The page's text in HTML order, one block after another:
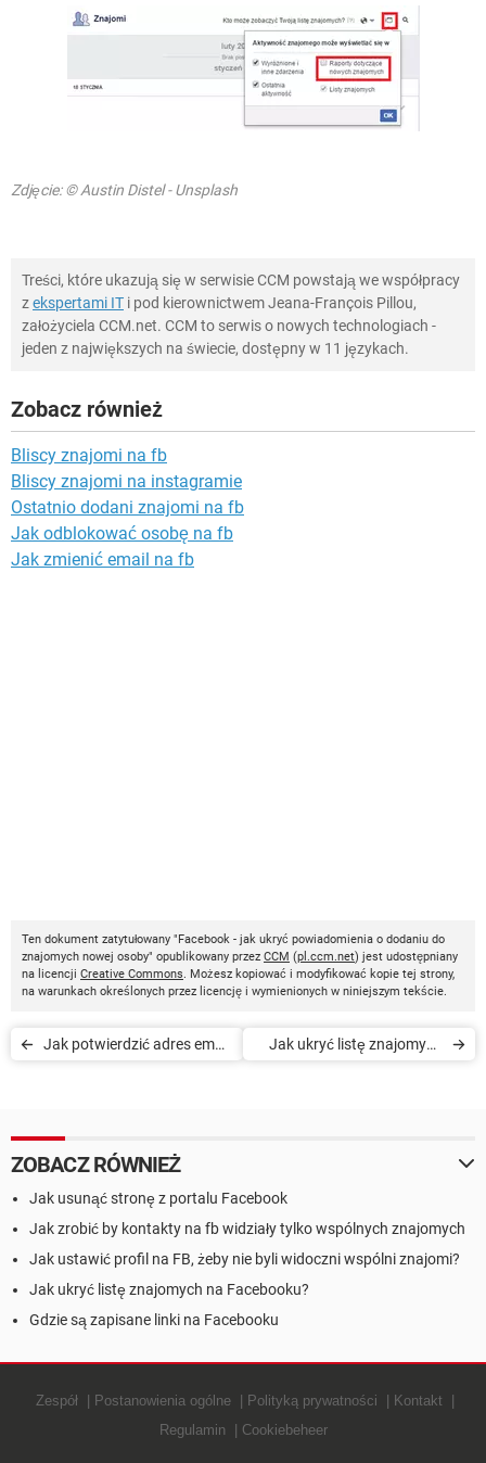
Zdjęcie: © Austin Distel - Unsplash
Treści, które ukazują się w serwisie CCM powstają we współpracy
zekspertami IT i pod kierownictwem Jeana-François Pillou,
założyciela CCM.net. CCM to serwis o nowych technologiach -
jeden z największych na świecie, dostępny w 11 językach.
Zobacz również
Bliscy znajomi na fb
Bliscy znajomi na instagramie
Ostatnio dodani znajomi na fb
Jak odblokować osobę na fb
Jak zmienić email na fb
Ten dokument zatytułowany "Facebook - jak ukryć powiadomienia o dodaniu do
znajomych nowej osoby" opublikowany przez CCM (pl.ccm.net) jest udostępniany
na licencji Creative Commons. Możesz kopiować i modyfikować kopie tej strony,
na warunkach określonych przez licencję i wymienionych w niniejszym tekście.
Jak potwierdzić adres email
Jak ukryć listę znajomych
ZOBACZ RÓWNIEŻ
Jak usunąć stronę z portalu Facebook
Jak zrobić by kontakty na fb widziały tylko wspólnych znajomych
Jak ustawić profil na FB, żeby nie byli widoczni wspólni znajomi?
Jak ukryć listę znajomych na Facebooku?
Gdzie są zapisane linki na Facebooku
Zespół Postanowienia ogólne Polityką prywatności
Kontakt
Regulamin
Cookiebeheer